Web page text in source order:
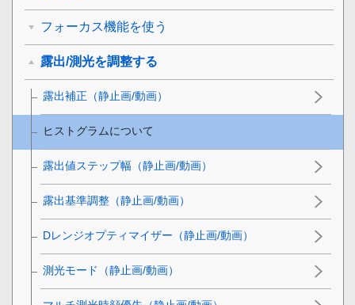
フォーカス機能を使う
露出/測光を調整する
露出補正 （静止画/動画）
ヒストグラムについて
露出値ステップ幅 （静止画/動画）
露出基準調整 （静止画/動画）
Dレンジオプティマイザー （静止画/動画）
測光モード （静止画/動画）